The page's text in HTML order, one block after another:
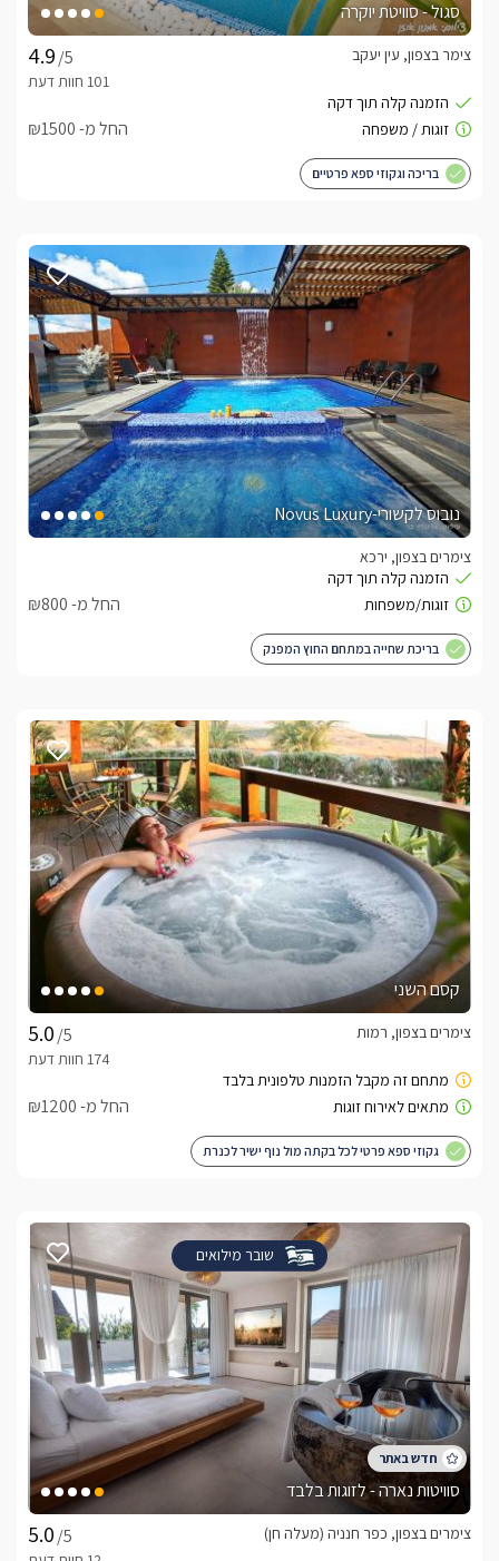
סגול - סוויטת יוקרה
/5
צימר בצפון, עין יעקב
החל מ- ₪1500
בריכה וגקוזי ספא פרטיים
נובוס לקשורי-Novus Luxury
צימרים בצפון, ירכא
החל מ- ₪800
בריכת שחייה במתחם החוץ המפנק
קסם השני
/5
צימרים בצפון, רמות
החל מ- ₪1200
גקוזי ספא פרטי לכל בקתה מול נוף ישיר לכנרת
שובר מילואים
סוויטות נארה - לזוגות בלבד
/5
צימרים בצפון, כפר חנניה (מעלה חן)